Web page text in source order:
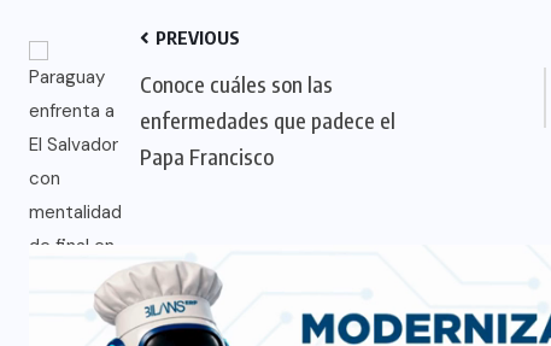
PREVIOUS
Conoce cuáles son las
enfermedades que padece el
Papa Francisco